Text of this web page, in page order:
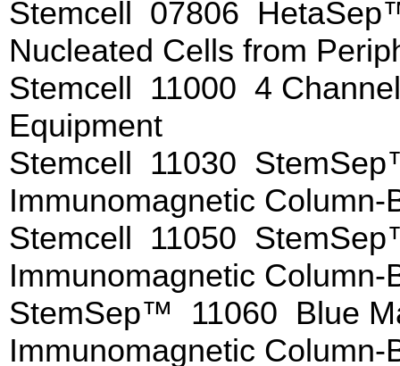
Stemcell 07806
Nucleated Cells from
Stemcell 11000 4
Equipment
Stemcell 11030
Immunomagnetic
Stemcell 11050
Immunomagnetic
StemSep™ 11060 Blue
Immunomagnetic Column-